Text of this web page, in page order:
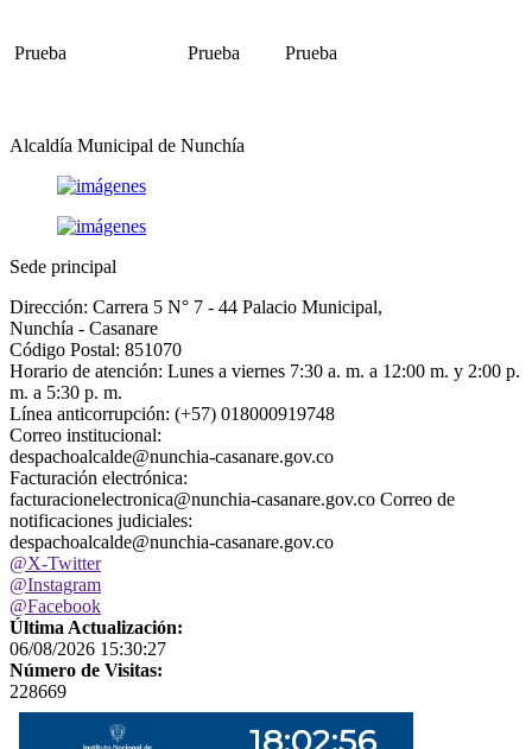
Prueba ​Prueba​ Prueba
Alcaldía Municipal de Nunchía
Sede principal
Dirección: Carrera 5 N° 7 - 44 Palacio Municipal,
Nunchía - Casanare
Código Postal: 851070
Horario de atención: Lunes a viernes 7:30 a. m. a 12:00 m. y 2:00 p.
m. a 5:30 p. m.
Línea anticorrupción: (+57) 018000919748
Correo institucional:
despachoalcalde@nunchia-casanare.gov.co
Facturación electrónica:
facturacionelectronica@nunchia-casanare.gov.co Correo de
notificaciones judiciales:
despachoalcalde@nunchia-casanare.gov.co
@X-Twitter
@Instagram
@Facebook
Última Actualización:
06/08/2026 15:30:27
Número de Visitas:
228669